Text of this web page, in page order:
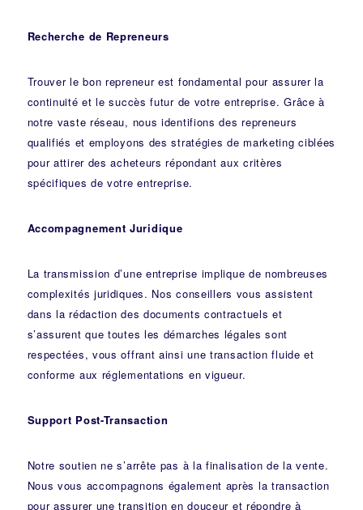
Recherche de Repreneurs
Trouver le bon repreneur est fondamental pour assurer la
continuité et le succès futur de votre entreprise. Grâce à
notre vaste réseau, nous identifions des repreneurs
qualifiés et employons des stratégies de marketing ciblées
pour attirer des acheteurs répondant aux critères
spécifiques de votre entreprise.
Accompagnement Juridique
La transmission d’une entreprise implique de nombreuses
complexités juridiques. Nosconseillers vous assistent
dans la rédaction des documents contractuels et
s’assurent que toutes les démarches légales sont
respectées, vous offrant ainsi une transaction fluide et
conforme aux réglementations en vigueur.
Support Post-Transaction
Notre soutien ne s’arrête pas à la finalisation de la vente.
Nous vous accompagnons également après la transaction
pour assurer une transition en douceur et répondre à